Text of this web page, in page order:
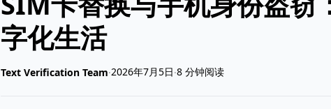
字化生活
Text Verification Team·2026年7月5日·8 分钟阅读